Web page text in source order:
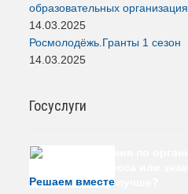
образовательных
14.03.2025
Росмолодёжь.Гранты 1 сезон
14.03.2025
Госуслуги
Решаем вместе
Есть предложения по
сделать школу лучше?